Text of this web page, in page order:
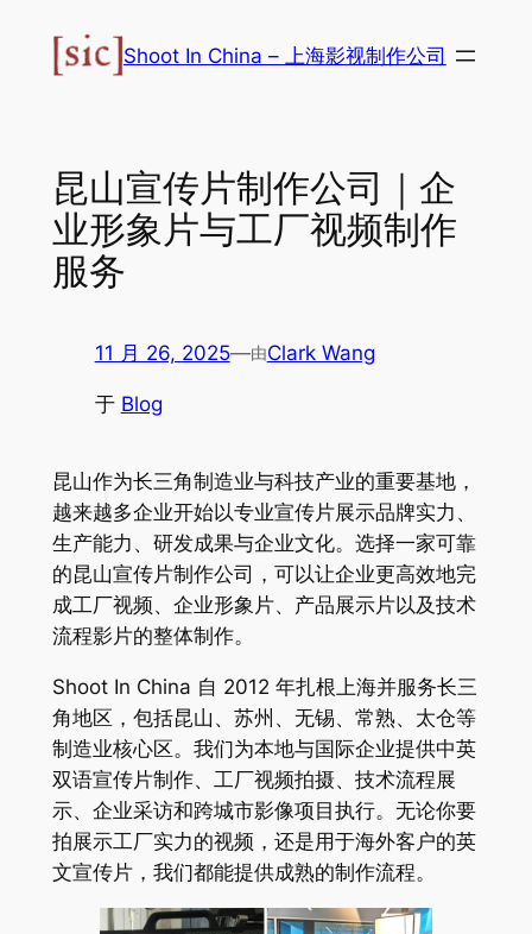
Shoot In China – 上海影视制作公司
昆山宣传片制作公司｜企
业形象片与工厂视频制作
服务
11 月 26, 2025—由Clark Wang
于 Blog
昆山作为长三角制造业与科技产业的重要基地，
越来越多企业开始以专业宣传片展示品牌实力、
生产能力、研发成果与企业文化。选择一家可靠
的昆山宣传片制作公司，可以让企业更高效地完
成工厂视频、企业形象片、产品展示片以及技术
流程影片的整体制作。
Shoot In China 自 2012 年扎根上海并服务长三
角地区，包括昆山、苏州、无锡、常熟、太仓等
制造业核心区。我们为本地与国际企业提供中英
双语宣传片制作、工厂视频拍摄、技术流程展
示、企业采访和跨城市影像项目执行。无论你要
拍展示工厂实力的视频，还是用于海外客户的英
文宣传片，我们都能提供成熟的制作流程。